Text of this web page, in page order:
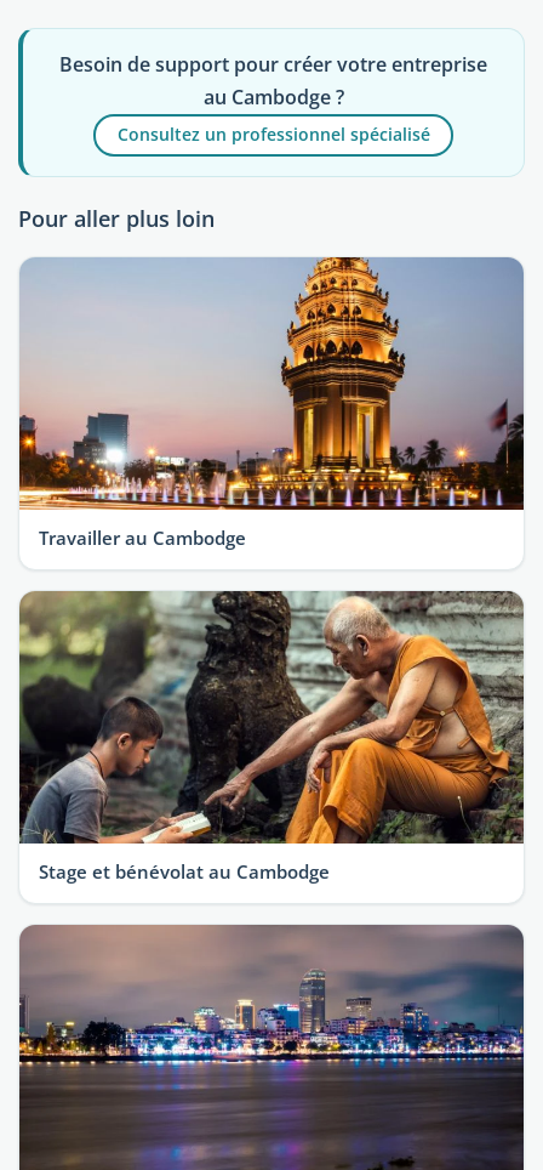
Besoin de support pour créer votre entreprise
au Cambodge ?
Consultez un professionnel spécialisé
Pour aller plus loin
Travailler au Cambodge
Stage et bénévolat au Cambodge